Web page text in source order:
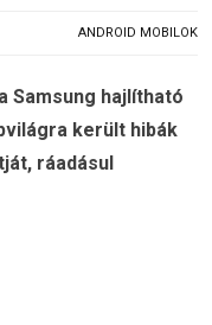
ANDROID MOBILOK
Samsung hajlítható
került hibák
ráadásul